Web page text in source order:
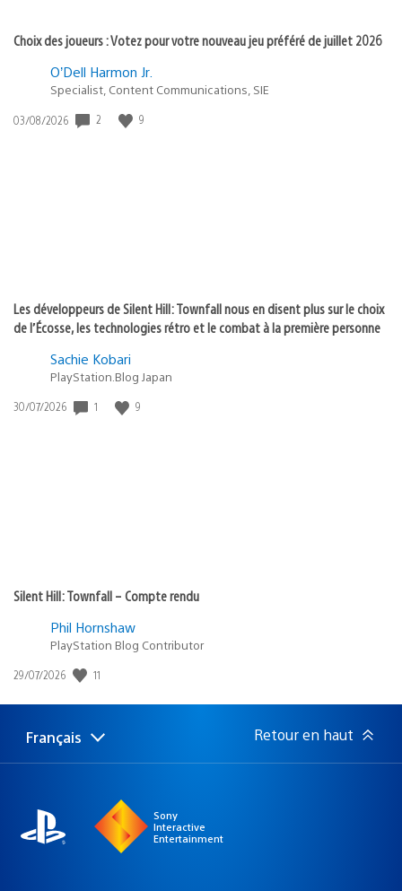
Choix des joueurs : Votez pour votre nouveau jeu préféré de juillet 2026
O’Dell Harmon Jr.
Specialist, Content Communications, SIE
Date
03/08/2026 2 9
Les développeurs de Silent Hill: Townfall nous en disent plus sur le choix
de l’Écosse, les technologies rétro et le combat à la première personne
Sachie Kobari
PlayStation.Blog Japan
Date
30/07/2026 1 9
Silent Hill: Townfall – Compte rendu
Phil Hornshaw
PlayStation Blog Contributor
Date
publication
29/07/2026 11
Choisir
une
Région
actuelle
Français Retour en haut
Sony
Interactive
Entertainment